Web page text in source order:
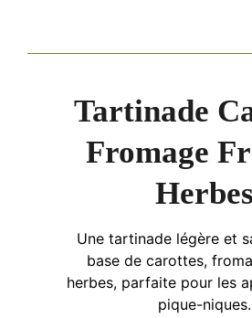
Tartinade
Fromage
Herbes
Une tartinade légère et
base de carottes,
herbes, parfaite pour les
pique-niques.